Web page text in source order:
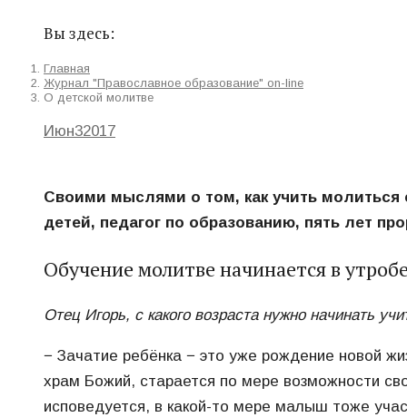
Вы здесь:
Главная
Журнал "Православное образование" on-line
О детской молитве
Июн32017
Своими мыслями о том, как учить молиться
детей, педагог по образованию, пять лет
Обучение молитве начинается в
Отец Игорь, с какого возраста нужно начинать
− Зачатие ребёнка − это уже рождение новой
храм Божий, старается по мере возможности
исповедуется, в какой-то мере малыш тоже